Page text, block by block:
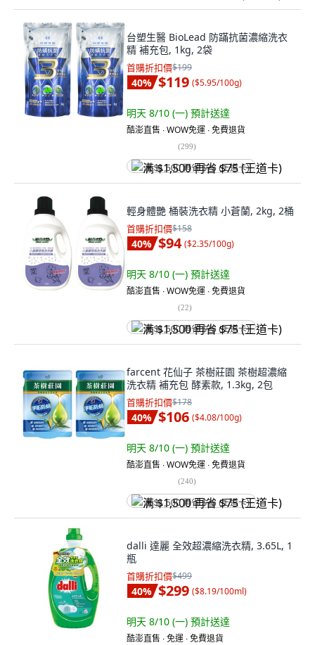
台塑生醫 BioLead 防蹣抗菌濃縮洗衣
精 補充包, 1kg, 2袋
首購折扣價$199
40% $119 ($5.95/100g)
明天 8/10 (一) 預計送達
酷澎直售 ∙ WOW免運 ∙ 免費退貨
(299)
满 $1,500 再省 $75 (王道卡)
輕身體艷 桶裝洗衣精 小蒼蘭, 2kg, 2桶
首購折扣價$158
40% $94 ($2.35/100g)
明天 8/10 (一) 預計送達
酷澎直售 ∙ WOW免運 ∙ 免費退貨
(22)
满 $1,500 再省 $75 (王道卡)
farcent 花仙子 茶樹莊園 茶樹超濃縮
洗衣精 補充包 酵素款, 1.3kg, 2包
首購折扣價$178
40% $106 ($4.08/100g)
明天 8/10 (一) 預計送達
酷澎直售 ∙ WOW免運 ∙ 免費退貨
(240)
满 $1,500 再省 $75 (王道卡)
dalli 達麗 全效超濃縮洗衣精, 3.65L, 1
瓶
首購折扣價$499
40% $299 ($8.19/100ml)
明天 8/10 (一) 預計送達
酷澎直售 ∙ 免運 ∙ 免費退貨